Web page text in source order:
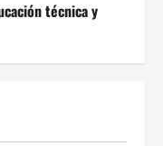
técnica y